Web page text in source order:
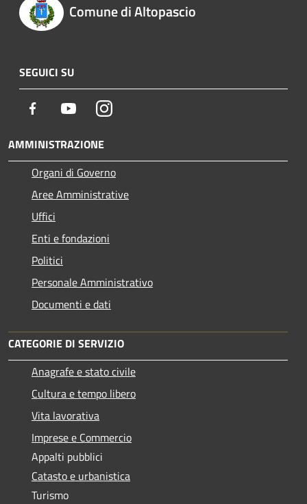
Comune di Altopascio
SEGUICI SU
Facebook YoutubeInstagram
AMMINISTRAZIONE
Organi di Governo
Aree Amministrative
Uffici
Enti e fondazioni
Politici
Personale Amministrativo
Documenti e dati
CATEGORIE DI SERVIZIO
Anagrafe e stato civile
Cultura e tempo libero
Vita lavorativa
Imprese e Commercio
Appalti pubblici
Catasto e urbanistica
Turismo